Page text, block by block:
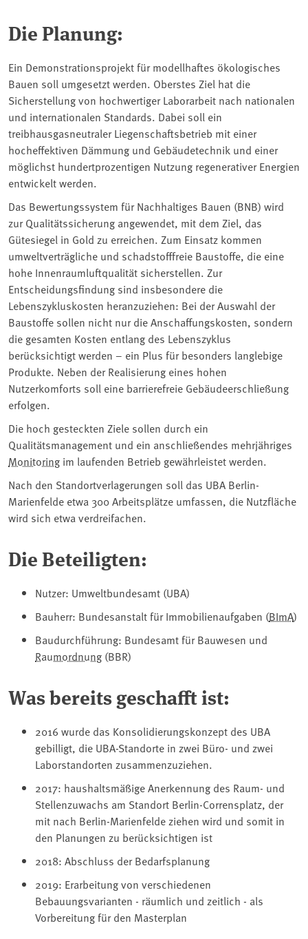
Die Planung:
Ein Demonstrationsprojekt für modellhaftes ökologisches
Bauen soll umgesetzt werden. Oberstes Ziel hat die
Sicherstellung von hochwertiger Laborarbeit nach nationalen
und internationalen Standards. Dabei soll ein
treibhausgasneutraler Liegenschaftsbetrieb mit einer
hocheffektiven Dämmung und Gebäudetechnik und einer
möglichst hundertprozentigen Nutzung regenerativer Energien
entwickelt werden.
Das Bewertungssystem für Nachhaltiges Bauen (BNB) wird
zur Qualitätssicherung angewendet, mit dem Ziel, das
Gütesiegel in Gold zu erreichen. Zum Einsatz kommen
umweltverträgliche und schadstofffreie Baustoffe, die eine
hohe Innenraumluftqualität sicherstellen. Zur
Entscheidungsfindung sind insbesondere die
Lebenszykluskosten heranzuziehen: Bei der Auswahl der
Baustoffe sollen nicht nur die Anschaffungskosten, sondern
die gesamten Kosten entlang des Lebenszyklus
berücksichtigt werden – ein Plus für besonders langlebige
Produkte. Neben der Realisierung eines hohen
Nutzerkomforts soll eine barrierefreie Gebäudeerschließung
erfolgen.
Die hoch gesteckten Ziele sollen durch ein
Qualitätsmanagement und ein anschließendes mehrjähriges
Monitoring im laufenden Betrieb gewährleistet werden.
Nach den Standortverlagerungen soll das UBA Berlin-
Marienfelde etwa 300 Arbeitsplätze umfassen, die Nutzfläche
wird sich etwa verdreifachen.
Die Beteiligten:
Nutzer: Umweltbundesamt (UBA)
Bauherr: Bundesanstalt für Immobilienaufgaben (BImA)
Baudurchführung: Bundesamt für Bauwesen und
Raumordnung (BBR)
Was bereits geschafft ist:
2016 wurde das Konsolidierungskonzept des UBA
gebilligt, die UBA-Standorte in zwei Büro- und zwei
Laborstandorten zusammenzuziehen.
2017: haushaltsmäßige Anerkennung des Raum- und
Stellenzuwachs am Standort Berlin-Corrensplatz, der
mit nach Berlin-Marienfelde ziehen wird und somit in
den Planungen zu berücksichtigen ist
2018: Abschluss der Bedarfsplanung
2019: Erarbeitung von verschiedenen
Bebauungsvarianten - räumlich und zeitlich - als
Vorbereitung für den Masterplan